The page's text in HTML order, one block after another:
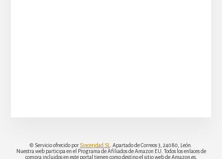
© Servicio ofrecido por Sinceridad SL
. Apartado de Correos 3, 24080, León.
Nuestra web participa en el Programa de Afiliados de Amazon EU. Todos los enlaces de
compra incluidos en este portal tienen como destino el sitio web de Amazon.es.